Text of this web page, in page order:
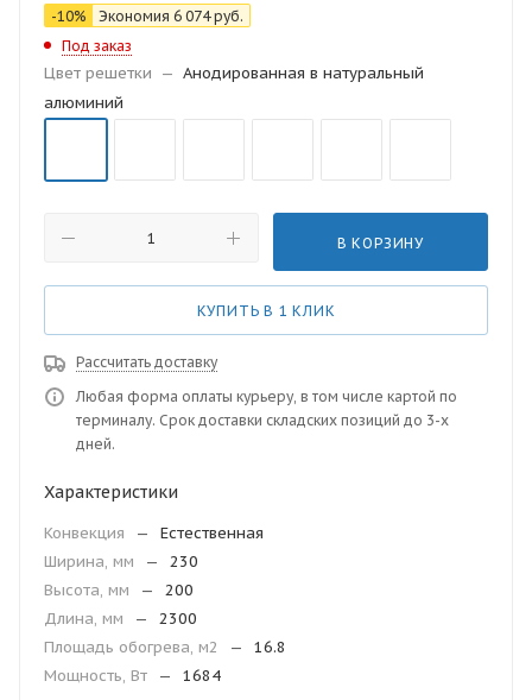
-10% Экономия 6 074руб.
Под заказ
Цвет решетки — Анодированная в натуральный
алюминий
В КОРЗИНУ
КУПИТЬ В 1 КЛИК
Рассчитать доставку
Любая форма оплаты курьеру, в том числе картой по
терминалу. Срок доставки складских позиций до 3-х
дней.
Характеристики
Конвекция —
Естественная
Ширина, мм
—
230
Высота, мм
—
200
Длина, мм
—
2300
Площадь обогрева, м2
—
16.8
Мощность, Вт
— 1684